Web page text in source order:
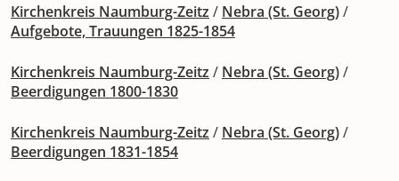
Kirchenkreis Naumburg-Zeitz / Nebra (St. Georg)/
Aufgebote, Trauungen 1825-1854
Kirchenkreis Naumburg-Zeitz / Nebra (St. Georg)/
Beerdigungen 1800-1830
Kirchenkreis Naumburg-Zeitz / Nebra (St. Georg)/
Beerdigungen 1831-1854